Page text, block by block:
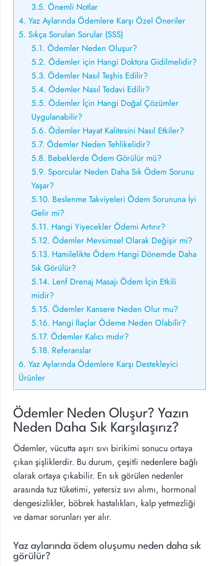
3.5. Önemli Notlar
4. Yaz Aylarında Ödemlere Karşı Özel Öneriler
5. Sıkça Sorulan Sorular (SSS)
5.1. Ödemler Neden Oluşur?
5.2. Ödemler için Hangi Doktora Gidilmelidir?
5.3. Ödemler Nasıl Teşhis Edilir?
5.4. Ödemler Nasıl Tedavi Edilir?
5.5. Ödemler İçin Hangi Doğal Çözümler
Uygulanabilir?
5.6. Ödemler Hayat Kalitesini Nasıl Etkiler?
5.7. Ödemler Neden Tehlikelidir?
5.8. Bebeklerde Ödem Görülür mü?
5.9. Sporcular Neden Daha Sık Ödem Sorunu
Yaşar?
5.10. Beslenme Takviyeleri Ödem Sorununa İyi
Gelir mi?
5.11. Hangi Yiyecekler Ödemi Artırır?
5.12. Ödemler Mevsimsel Olarak Değişir mi?
5.13. Hamilelikte Ödem Hangi Dönemde Daha
Sık Görülür?
5.14. Lenf Drenaj Masajı Ödem İçin Etkili
midir?
5.15. Ödemler Kansere Neden Olur mu?
5.16. Hangi İlaçlar Ödeme Neden Olabilir?
5.17. Ödemler Kalıcı mıdır?
5.18. Referanslar
6. Yaz Aylarında Ödemlere Karşı Destekleyici
Ürünler
Ödemler Neden Oluşur? Yazın
Neden Daha Sık Karşılaşırız?
Ödemler, vücutta aşırı sıvı birikimi sonucu ortaya
çıkan şişliklerdir. Bu durum, çeşitli nedenlere bağlı
olarak ortaya çıkabilir. En sık görülen nedenler
arasında tuz tüketimi, yetersiz sıvı alımı, hormonal
dengesizlikler, böbrek hastalıkları, kalp yetmezliği
ve damar sorunları yer alır.
Yaz aylarında ödem oluşumu neden daha sık
görülür?